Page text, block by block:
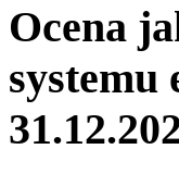
Ocena
systemu